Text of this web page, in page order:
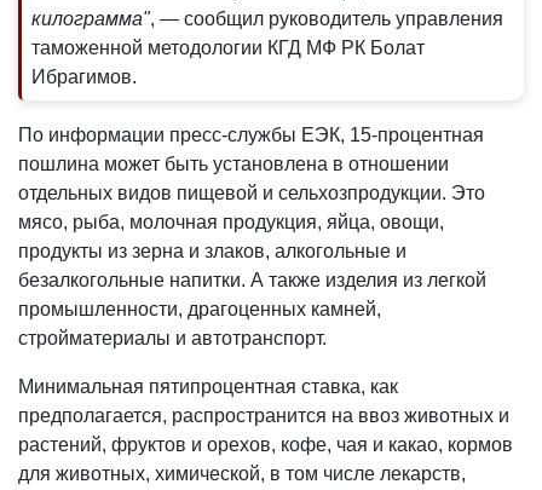
килограмма", — сообщил руководитель управления
таможенной методологии КГД МФ РК Болат
Ибрагимов.
По информации пресс-службы ЕЭК, 15-процентная
пошлина может быть установлена в отношении
отдельных видов пищевой и сельхозпродукции. Это
мясо, рыба, молочная продукция, яйца, овощи,
продукты из зерна и злаков, алкогольные и
безалкогольные напитки. А также изделия из легкой
промышленности, драгоценных камней,
стройматериалы и автотранспорт.
Минимальная пятипроцентная ставка, как
предполагается, распространится на ввоз животных и
растений, фруктов и орехов, кофе, чая и какао, кормов
для животных, химической, в том числе лекарств,